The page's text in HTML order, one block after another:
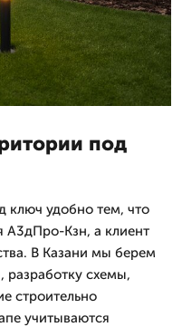
под
ключ удобно тем, что
А3дПро-Кзн, а клиент
В Казани мы берем
разработку схемы,
строительно
учитываются